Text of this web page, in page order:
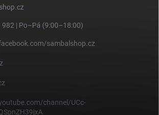
| Po–Pá (9:00–18:00)
sambalshop.cz
channel/UCc-